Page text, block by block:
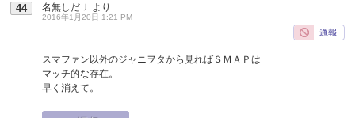
44 名無しだＪ より
2016年1月20日 1:21 PM
スマファン以外のジャニヲタから見ればＳＭＡＰは
マッチ的な存在。
早く消えて。